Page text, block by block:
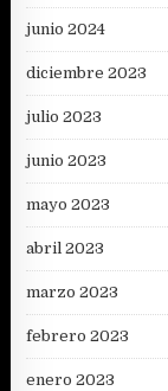
junio 2024
diciembre 2023
julio 2023
junio 2023
mayo 2023
abril 2023
marzo 2023
febrero 2023
enero 2023